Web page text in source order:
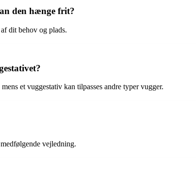
den hænge frit?
dit behov og plads.
et vuggestativ kan tilpasses andre typer vugger.
vejledning.